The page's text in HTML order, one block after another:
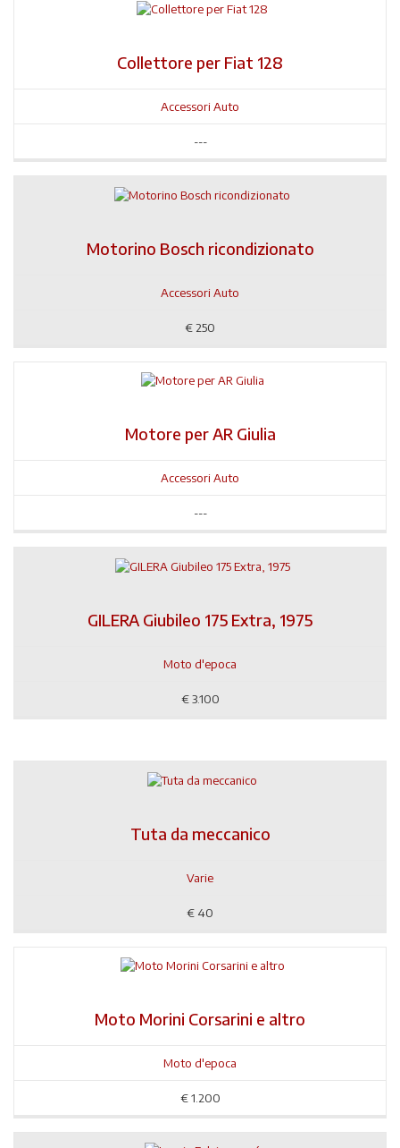
Collettore per Fiat 128
Accessori Auto
---
Motorino Bosch ricondizionato
Accessori Auto
€250
Motore per AR Giulia
Accessori Auto
---
GILERA Giubileo 175 Extra, 1975
Moto d'epoca
€ 3.100
Tuta da meccanico
Varie
€ 40
Moto Morini Corsarini e altro
Moto d'epoca
€ 1.200